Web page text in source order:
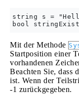
string s =
Mit der Methode
Startposition einer
vorhandenen
Beachten Sie, dass
ist. Wenn der
-1 zurückgegeben.